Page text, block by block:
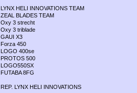
LYNX HELI INNOVATIONS TEAM
ZEAL BLADES TEAM
Oxy 3 strecht
Oxy 3 triblade
GAUI X3
Forza 450
LOGO 400se
PROTOS 500
LOGO550SX
FUTABA 8FG
REP. LYNX HELI INNOVATIONS